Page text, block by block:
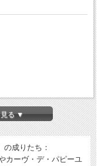
た品種だと考えています。柏
粒が小ぶりで、皮が分厚くて
優しい美味しさ にあると思い
見る ▼
成りたち：
カーヴ・デ・パピーユ